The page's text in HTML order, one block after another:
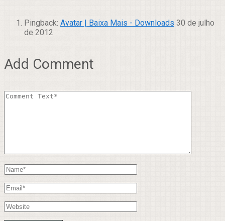
Pingback: Avatar | Baixa Mais - Downloads 30 de julho
de 2012
Add Comment